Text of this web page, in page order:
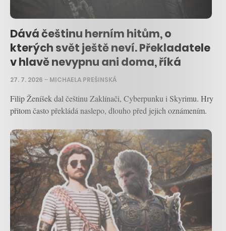
Dává češtinu herním hitům, o
kterých svět ještě neví. Překladatele
v hlavě nevypnu ani doma, říká
27. 7. 2026 – MICHAELA PREŠINSKÁ
Filip Ženíšek dal češtinu Zaklínači, Cyberpunku i Skyrimu. Hry
přitom často překládá naslepo, dlouho před jejich oznámením.